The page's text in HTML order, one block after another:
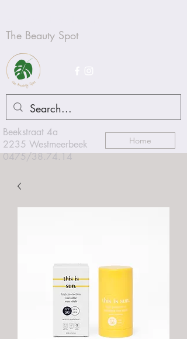
The Beauty Spot
Beekstraat 4a
2235 Westmeerbeek
0475/38.74.14
Home